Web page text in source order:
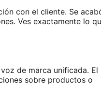
con el cliente. Se
Ves exactamente lo
de marca unificada. El
sobre productos o